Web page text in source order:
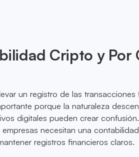
Cripto y Por
un registro de las transacciones
porque la naturaleza
digitales pueden crear
necesitan una
registros financieros claros.